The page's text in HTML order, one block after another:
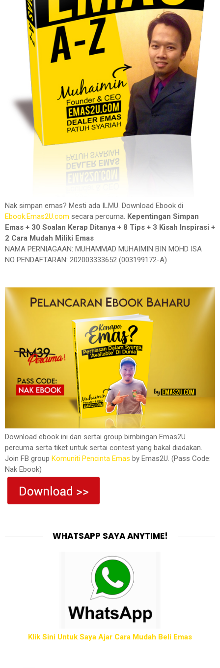
Nak simpan emas? Mesti ada ILMU. Download Ebook di
Ebook.Emas2U.com secara percuma. Kepentingan Simpan
Emas + 30 Soalan Kerap Ditanya + 8 Tips + 3 Kisah Inspirasi +
2 Cara Mudah Miliki Emas
NAMA PERNIAGAAN: MUHAMMAD MUHAIMIN BIN MOHD ISA
NO PENDAFTARAN: 202003333652 (003199172-A)
Download ebook ini dan sertai group bimbingan Emas2U
percuma serta tiket untuk sertai contest yang bakal diadakan.
Join FB group Komuniti Pencinta Emas by Emas2U. (Pass Code:
Nak Ebook)
WHATSAPP SAYA ANYTIME!
Klik Sini Untuk Saya Ajar Cara Mudah Beli Emas